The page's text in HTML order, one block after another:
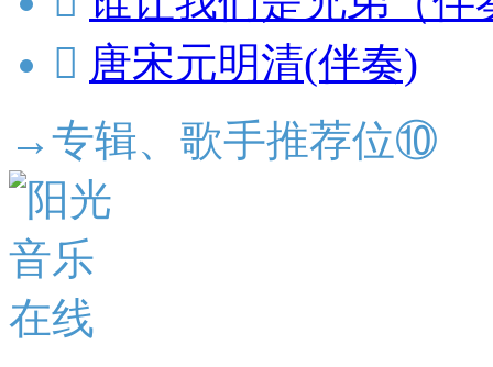
 唐宋元明清(伴奏)
→专辑、歌手推荐位⑩